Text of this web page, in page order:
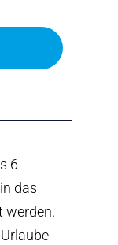
6-
das
werden.